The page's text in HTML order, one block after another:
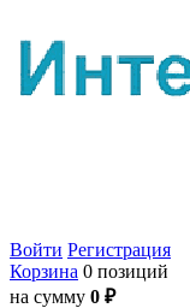
Войти Регистрация
Корзина 0 позиций
на сумму 0 ₽